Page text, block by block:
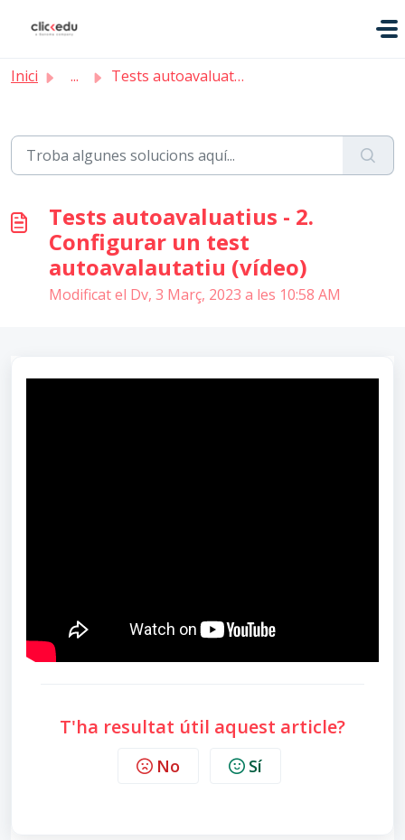
Inici ... Tests autoavaluatius - 2. Configurar un test autoavalauta...
Tests autoavaluatius - 2.
Configurar un test
autoavalautatiu (vídeo)
Modificat el Dv, 3 Març, 2023 a les 10:58 AM
T'ha resultat útil aquest article?
No Sí